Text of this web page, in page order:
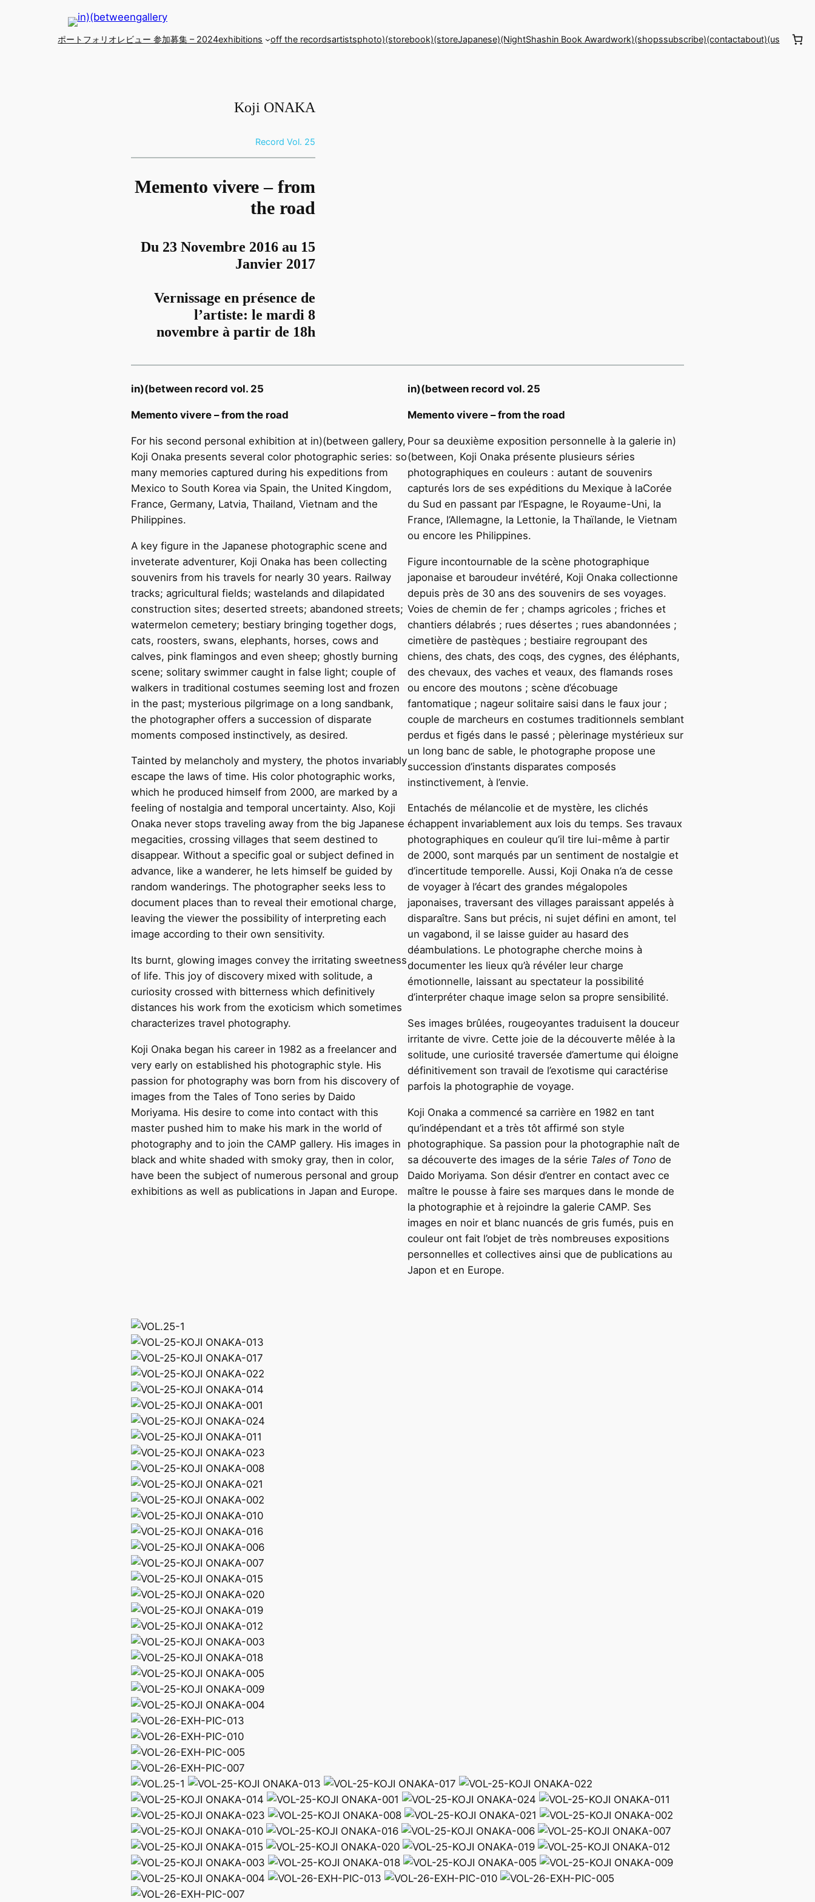
ポートフォリオレビュー 参加募集 – 2024exhibitions off the recordsartistsphoto)(storebook)(storeJapanese)(NightShashin Book Awardwork)(shopssubscribe)(contactabout)(us
Koji ONAKA
Record Vol. 25
Memento vivere – from
the road
Du 23 Novembre 2016 au 15
Janvier 2017
Vernissage en présence de
l’artiste: le mardi 8
novembre à partir de 18h
in)(between record vol. 25
Memento vivere – from the road
For his second personal exhibition at in)(between gallery,
Koji Onaka presents several color photographic series: so
many memories captured during his expeditions from
Mexico to South Korea via Spain, the United Kingdom,
France, Germany, Latvia, Thailand, Vietnam and the
Philippines.
A key figure in the Japanese photographic scene and
inveterate adventurer, Koji Onaka has been collecting
souvenirs from his travels for nearly 30 years. Railway
tracks; agricultural fields; wastelands and dilapidated
construction sites; deserted streets; abandoned streets;
watermelon cemetery; bestiary bringing together dogs,
cats, roosters, swans, elephants, horses, cows and
calves, pink flamingos and even sheep; ghostly burning
scene; solitary swimmer caught in false light; couple of
walkers in traditional costumes seeming lost and frozen
in the past; mysterious pilgrimage on a long sandbank,
the photographer offers a succession of disparate
moments composed instinctively, as desired.
Tainted by melancholy and mystery, the photos invariably
escape the laws of time. His color photographic works,
which he produced himself from 2000, are marked by a
feeling of nostalgia and temporal uncertainty. Also, Koji
Onaka never stops traveling away from the big Japanese
megacities, crossing villages that seem destined to
disappear. Without a specific goal or subject defined in
advance, like a wanderer, he lets himself be guided by
random wanderings. The photographer seeks less to
document places than to reveal their emotional charge,
leaving the viewer the possibility of interpreting each
image according to their own sensitivity.
Its burnt, glowing images convey the irritating sweetness
of life. This joy of discovery mixed with solitude, a
curiosity crossed with bitterness which definitively
distances his work from the exoticism which sometimes
characterizes travel photography.
Koji Onaka began his career in 1982 as a freelancer and
very early on established his photographic style. His
passion for photography was born from his discovery of
images from the Tales of Tono series by Daido
Moriyama. His desire to come into contact with this
master pushed him to make his mark in the world of
photography and to join the CAMP gallery. His images in
black and white shaded with smoky gray, then in color,
have been the subject of numerous personal and group
exhibitions as well as publications in Japan and Europe.
in)(between record vol. 25
Memento vivere – from the road
Pour sa deuxième exposition personnelle à la galerie in)
(between, Koji Onaka présente plusieurs séries
photographiques en couleurs : autant de souvenirs
capturés lors de ses expéditions du Mexique à laCorée
du Sud en passant par l’Espagne, le Royaume-Uni, la
France, l’Allemagne, la Lettonie, la Thaïlande, le Vietnam
ou encore les Philippines.
Figure incontournable de la scène photographique
japonaise et baroudeur invétéré, Koji Onaka collectionne
depuis près de 30 ans des souvenirs de ses voyages.
Voies de chemin de fer ; champs agricoles ; friches et
chantiers délabrés ; rues désertes ; rues abandonnées ;
cimetière de pastèques ; bestiaire regroupant des
chiens, des chats, des coqs, des cygnes, des éléphants,
des chevaux, des vaches et veaux, des flamands roses
ou encore des moutons ; scène d’écobuage
fantomatique ; nageur solitaire saisi dans le faux jour ;
couple de marcheurs en costumes traditionnels semblant
perdus et figés dans le passé ; pèlerinage mystérieux sur
un long banc de sable, le photographe propose une
succession d’instants disparates composés
instinctivement, à l’envie.
Entachés de mélancolie et de mystère, les clichés
échappent invariablement aux lois du temps. Ses travaux
photographiques en couleur qu’il tire lui-même à partir
de 2000, sont marqués par un sentiment de nostalgie et
d’incertitude temporelle. Aussi, Koji Onaka n’a de cesse
de voyager à l’écart des grandes mégalopoles
japonaises, traversant des villages paraissant appelés à
disparaître. Sans but précis, ni sujet défini en amont, tel
un vagabond, il se laisse guider au hasard des
déambulations. Le photographe cherche moins à
documenter les lieux qu’à révéler leur charge
émotionnelle, laissant au spectateur la possibilité
d’interpréter chaque image selon sa propre sensibilité.
Ses images brûlées, rougeoyantes traduisent la douceur
irritante de vivre. Cette joie de la découverte mêlée à la
solitude, une curiosité traversée d’amertume qui éloigne
définitivement son travail de l’exotisme qui caractérise
parfois la photographie de voyage.
Koji Onaka a commencé sa carrière en 1982 en tant
qu’indépendant et a très tôt affirmé son style
photographique. Sa passion pour la photographie naît de
sa découverte des images de la série Tales of Tono de
Daido Moriyama. Son désir d’entrer en contact avec ce
maître le pousse à faire ses marques dans le monde de
la photographie et à rejoindre la galerie CAMP. Ses
images en noir et blanc nuancés de gris fumés, puis en
couleur ont fait l’objet de très nombreuses expositions
personnelles et collectives ainsi que de publications au
Japon et en Europe.